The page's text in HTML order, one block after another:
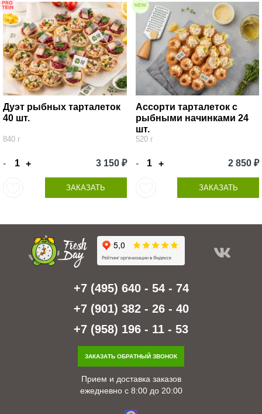
Дуэт рыбных тарталеток
40 шт.
840 г
- + 3 150 ₽
ЗАКАЗАТЬ
Ассорти тарталеток с
рыбными начинками 24
шт.
520 г
- + 2 850 ₽
ЗАКАЗАТЬ
+7 (495) 640 - 54 - 74
+7 (901) 382 - 26 - 40
+7 (958) 196 - 11 - 53
ЗАКАЗАТЬ ОБРАТНЫЙ ЗВОНОК
Прием и доставка заказов
ежедневно с 8:00 до 20:00